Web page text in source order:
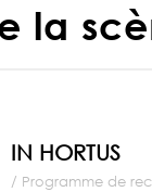
la
IN HORTUS
/ Programme de